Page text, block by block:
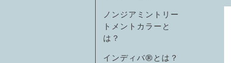
ノンジアミントリー
トメントカラーと
は？
インディバ®️とは？